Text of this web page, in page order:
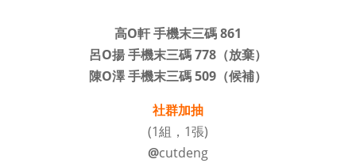
高O軒 手機末三碼 861
呂O揚 手機末三碼 778（放棄）
陳O澤 手機末三碼 509（候補）
社群加抽
(1組，1張)
@cutdeng